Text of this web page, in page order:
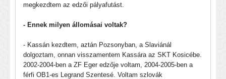
megkezdtem az edzői pályafutást.
- Ennek milyen állomásai voltak?
- Kassán kezdtem, aztán Pozsonyban, a Slaviánál
dolgoztam, onnan visszamentem Kassára az SKT Kosicébe.
2002-2004-ben a ZF Eger edzője voltam, 2004-2005-ben a
férfi OB1-es Legrand Szentesé. Voltam szlovák